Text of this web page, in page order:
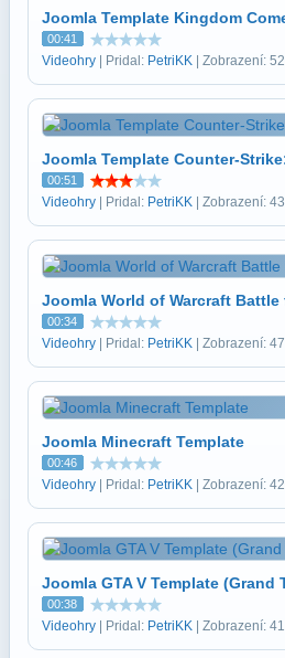
Joomla Template Kingdom
00:41
Videohry | Pridal: PetriKK | Zobrazení:
Joomla Template Counter-
00:51
Videohry | Pridal: PetriKK | Zobrazení:
Joomla World of Warcraft Battle
00:34
Videohry | Pridal: PetriKK | Zobrazení:
Joomla Minecraft Template
00:46
Videohry | Pridal: PetriKK | Zobrazení:
Joomla GTA V Template (Grand
00:38
Videohry | Pridal: PetriKK | Zobrazení: